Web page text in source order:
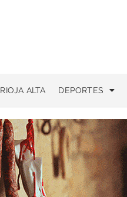
RIOJA ALTA DEPORTES